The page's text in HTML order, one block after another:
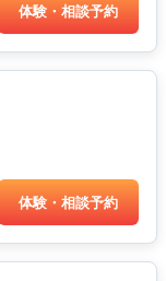
体験・相談予約
体験・相談予約